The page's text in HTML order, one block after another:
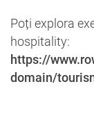
Poți explora
hospitality:
https://
domain/